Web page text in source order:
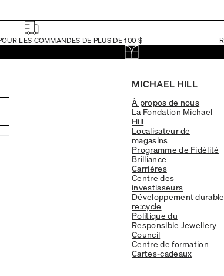
LES COMMANDES DE PLUS DE 100 $
MICHAEL HILL
À propos de nous
La Fondation Michael
Hill
Localisateur de
magasins
Programme de Fidélité
Brilliance
Carrières
Centre des
investisseurs
Développement durable
re:cycle
Politique du
Responsible Jewellery
Council
Centre de formation
Cartes-cadeaux